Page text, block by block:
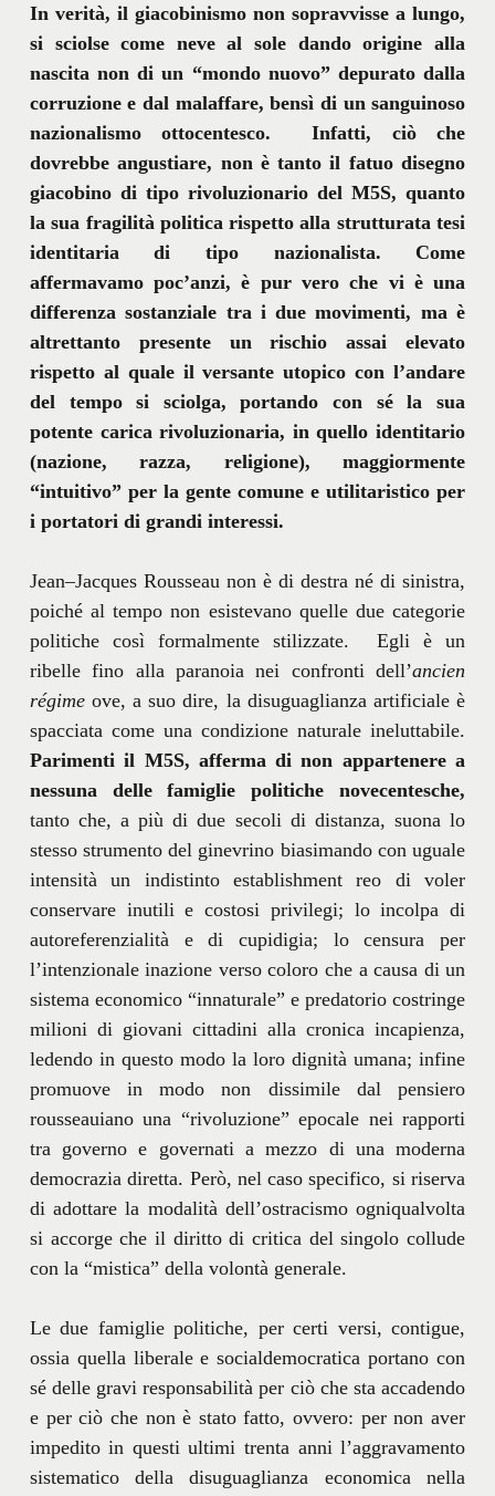
In verità, il giacobinismo non sopravvisse a lungo,
si sciolse come neve al sole dando origine alla
nascita non di un “mondo nuovo” depurato dalla
corruzione e dal malaffare, bensì di un sanguinoso
nazionalismo ottocentesco. Infatti, ciò che
dovrebbe angustiare, non è tanto il fatuo disegno
giacobino di tipo rivoluzionario del M5S, quanto
la sua fragilità politica rispetto alla strutturata tesi
identitaria di tipo nazionalista. Come
affermavamo poc’anzi, è pur vero che vi è una
differenza sostanziale tra i due movimenti, ma è
altrettanto presente un rischio assai elevato
rispetto al quale il versante utopico con l’andare
del tempo si sciolga, portando con sé la sua
potente carica rivoluzionaria, in quello identitario
(nazione, razza, religione), maggiormente
“intuitivo” per la gente comune e utilitaristico per
i portatori di grandi interessi.
Jean–Jacques Rousseau non è di destra né di sinistra,
poiché al tempo non esistevano quelle due categorie
politiche così formalmente stilizzate. Egli è un
ribelle fino alla paranoia nei confronti dell’ancien
régimeove, a suo dire, la disuguaglianza artificiale è
spacciata come una condizione naturale ineluttabile.
Parimenti il M5S, afferma di non appartenere a
nessuna delle famiglie politiche novecentesche,
tanto che, a più di due secoli di distanza, suona lo
stesso strumento del ginevrino biasimando con uguale
intensità un indistinto establishment reo di voler
conservare inutili e costosi privilegi; lo incolpa di
autoreferenzialità e di cupidigia; lo censura per
l’intenzionale inazione verso coloro che a causa di un
sistema economico “innaturale” e predatorio costringe
milioni di giovani cittadini alla cronica incapienza,
ledendo in questo modo la loro dignità umana; infine
promuove in modo non dissimile dal pensiero
rousseauiano una “rivoluzione” epocale nei rapporti
tra governo e governati a mezzo di una moderna
democrazia diretta. Però, nel caso specifico, si riserva
di adottare la modalità dell’ostracismo ogniqualvolta
si accorge che il diritto di critica del singolo collude
con la “mistica” della volontà generale.
Le due famiglie politiche, per certi versi, contigue,
ossia quella liberale e socialdemocratica portano con
sé delle gravi responsabilità per ciò che sta accadendo
e per ciò che non è stato fatto, ovvero: per non aver
impedito in questi ultimi trenta anni l’aggravamento
sistematico della disuguaglianza economica nella